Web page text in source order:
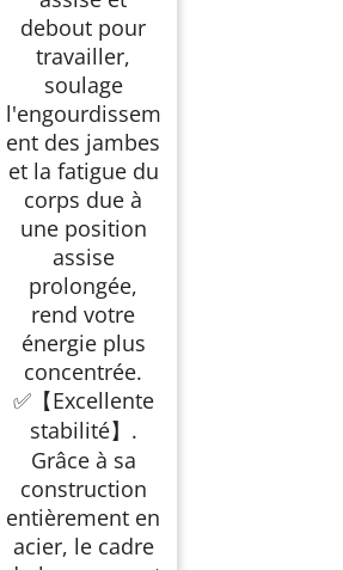
debout pour
travailler,
soulage
l'engourdissem
ent des jambes
et la fatigue du
corps due à
une position
assise
prolongée,
rend votre
énergie plus
concentrée.
✅【Excellente
stabilité】.
Grâce à sa
construction
entièrement en
acier, le cadre